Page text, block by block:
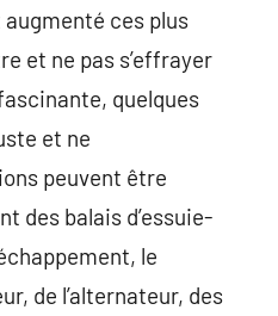
ces plus
et ne pas s’effrayer
quelques
et ne
peuvent être
des balais d’essuie-
le
de l’alternateur, des